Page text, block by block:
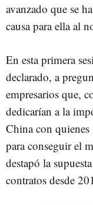
avanzado que se
causa para ella al
En esta primera
declarado, a
empresarios que,
dedicarían a la
China con
para conseguir el
destapó la
contratos desde